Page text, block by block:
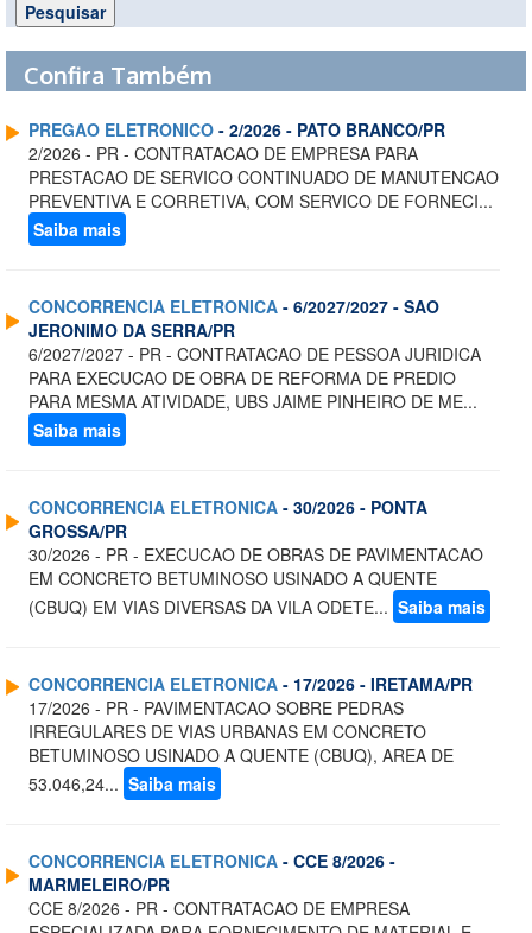
Confira Também
PREGAO ELETRONICO - 2/2026 - PATO BRANCO/PR
2/2026 - PR - CONTRATACAO DE EMPRESA PARA
PRESTACAO DE SERVICO CONTINUADO DE MANUTENCAO
PREVENTIVA E CORRETIVA, COM SERVICO DE FORNECI...
Saiba mais
CONCORRENCIA ELETRONICA - 6/2027/2027 - SAO
JERONIMO DA SERRA/PR
6/2027/2027 - PR - CONTRATACAO DE PESSOA JURIDICA
PARA EXECUCAO DE OBRA DE REFORMA DE PREDIO
PARA MESMA ATIVIDADE, UBS JAIME PINHEIRO DE ME...
Saiba mais
CONCORRENCIA ELETRONICA - 30/2026 - PONTA
GROSSA/PR
30/2026 - PR - EXECUCAO DE OBRAS DE PAVIMENTACAO
EM CONCRETO BETUMINOSO USINADO A QUENTE
(CBUQ) EM VIAS DIVERSAS DA VILA ODETE... Saiba mais
CONCORRENCIA ELETRONICA - 17/2026 - IRETAMA/PR
17/2026 - PR - PAVIMENTACAO SOBRE PEDRAS
IRREGULARES DE VIAS URBANAS EM CONCRETO
BETUMINOSO USINADO A QUENTE (CBUQ), AREA DE
53.046,24... Saiba mais
CONCORRENCIA ELETRONICA - CCE 8/2026 -
MARMELEIRO/PR
CCE 8/2026 - PR - CONTRATACAO DE EMPRESA